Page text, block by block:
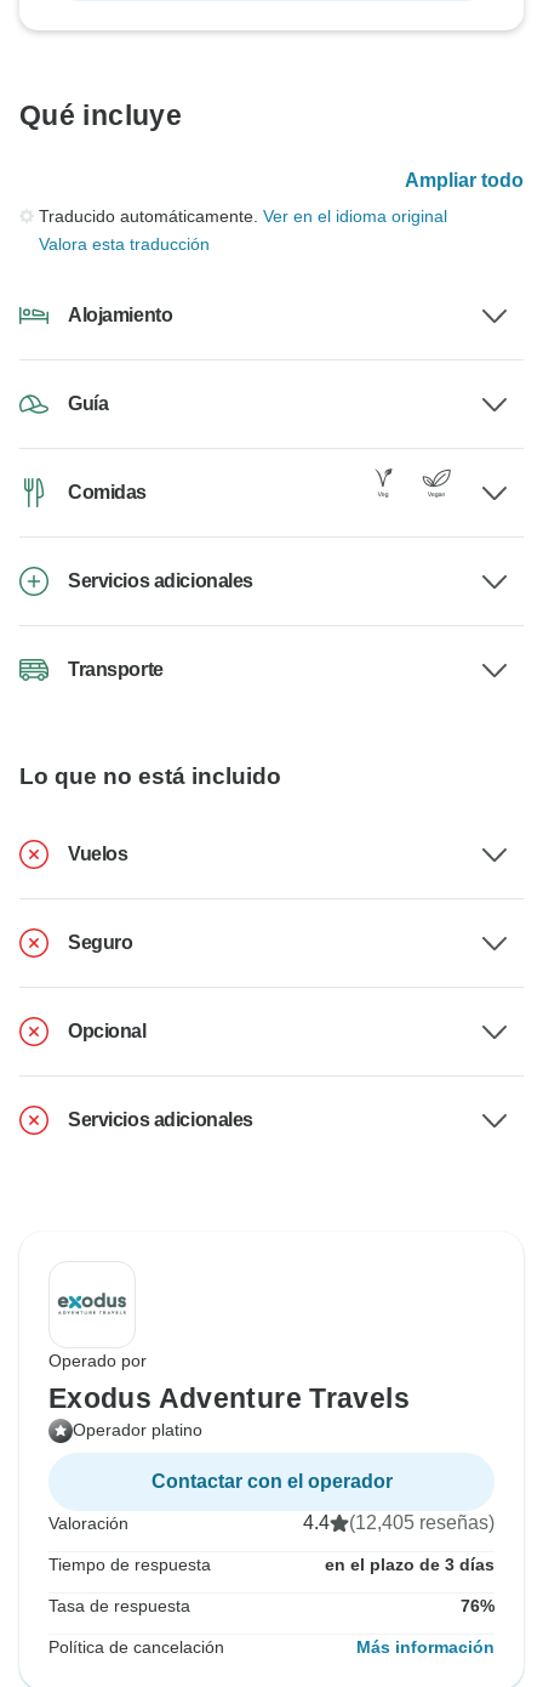
Qué incluye
Ampliar todo
Traducido automáticamente. Ver en el idioma original
Valora esta traducción
Alojamiento
Guía
Comidas
Servicios adicionales
Transporte
Lo que no está incluido
Vuelos
Seguro
Opcional
Servicios adicionales
Operado por
Exodus Adventure Travels
Operador platino
Contactar con el operador
Valoración 4.4 (12,405 reseñas)
Tiempo de respuesta en el plazo de 3 días
Tasa de respuesta 76%
Política de cancelación Más información